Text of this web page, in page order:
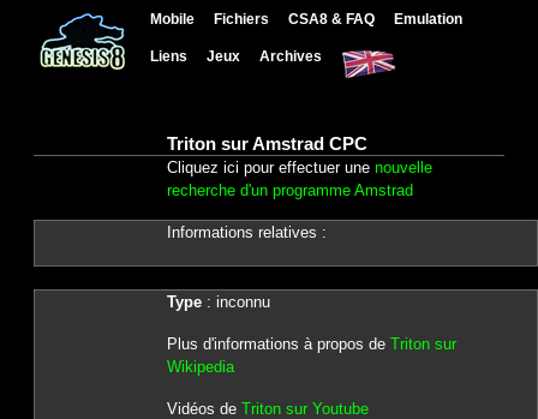
Mobile Fichiers CSA8 & FAQ Emulation
Liens Jeux Archives
Triton sur Amstrad CPC
Cliquez ici pour effectuer une nouvelle
recherche d'un programme Amstrad
Informations relatives :
Type: inconnu
Plus d'informations à propos de Triton sur
Wikipedia
Vidéos de Triton sur Youtube